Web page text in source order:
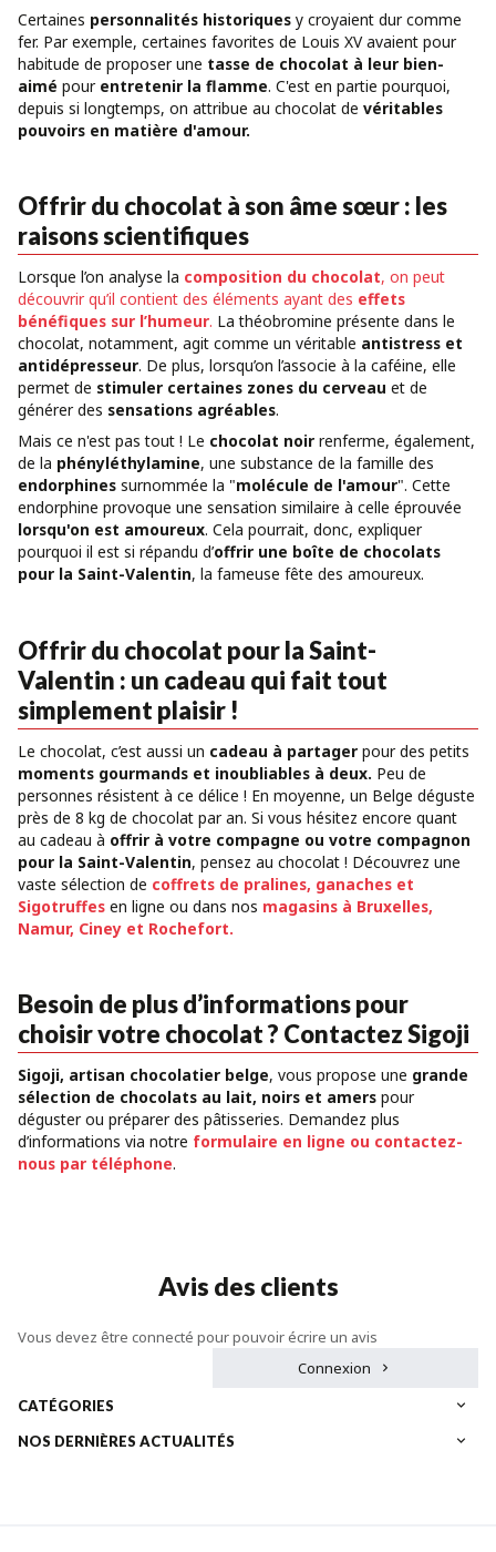
Certaines personnalités historiques y croyaient dur comme
fer. Par exemple, certaines favorites de Louis XV avaient pour
habitude de proposer une tasse de chocolat à leur bien-
aimé pour entretenir la flamme. C'est en partie pourquoi,
depuis si longtemps, on attribue au chocolat de véritables
pouvoirs en matière d'amour.
Offrir du chocolat à son âme sœur : les
raisons scientifiques
Lorsque l’on analyse la composition du chocolat, on peut
découvrir qu’il contient des éléments ayant des effets
bénéfiques sur l’humeur. La théobromine présente dans le
chocolat, notamment, agit comme un véritable antistress et
antidépresseur. De plus, lorsqu’on l’associe à la caféine, elle
permet de stimuler certaines zones du cerveau et de
générer des sensations agréables.
Mais ce n'est pas tout ! Le chocolat noir renferme, également,
de la phényléthylamine, une substance de la famille des
endorphines surnommée la "molécule de l'amour". Cette
endorphine provoque une sensation similaire à celle éprouvée
lorsqu'on est amoureux. Cela pourrait, donc, expliquer
pourquoi il est si répandu d’offrir une boîte de chocolats
pour la Saint-Valentin, la fameuse fête des amoureux.
Offrir du chocolat pour la Saint-
Valentin : un cadeau qui fait tout
simplement plaisir !
Le chocolat, c’est aussi un cadeau à partager pour des petits
moments gourmands et inoubliables à deux. Peu de
personnes résistent à ce délice ! En moyenne, un Belge déguste
près de 8 kg de chocolat par an. Si vous hésitez encore quant
au cadeau à offrir à votre compagne ou votre compagnon
pour la Saint-Valentin, pensez au chocolat ! Découvrez une
vaste sélection de coffrets de pralines, ganaches et
Sigotruffes en ligne ou dans nos magasins à Bruxelles,
Namur, Ciney et Rochefort.
Besoin de plus d’informations pour
choisir votre chocolat ? Contactez Sigoji
Sigoji, artisan chocolatier belge, vous propose une grande
sélection de chocolats au lait, noirs et amers pour
déguster ou préparer des pâtisseries. Demandez plus
d’informations via notre formulaire en ligne ou contactez-
nous par téléphone.
Avis des clients
Vous devez être connecté pour pouvoir écrire un avis
Connexion
CATÉGORIES
NOS DERNIÈRES ACTUALITÉS